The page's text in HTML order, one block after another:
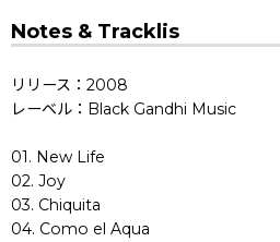
Notes & Tracklis
リリース：2008
レーベル：Black Gandhi Music
01. New Life
02. Joy
03. Chiquita
04. Como el Aqua